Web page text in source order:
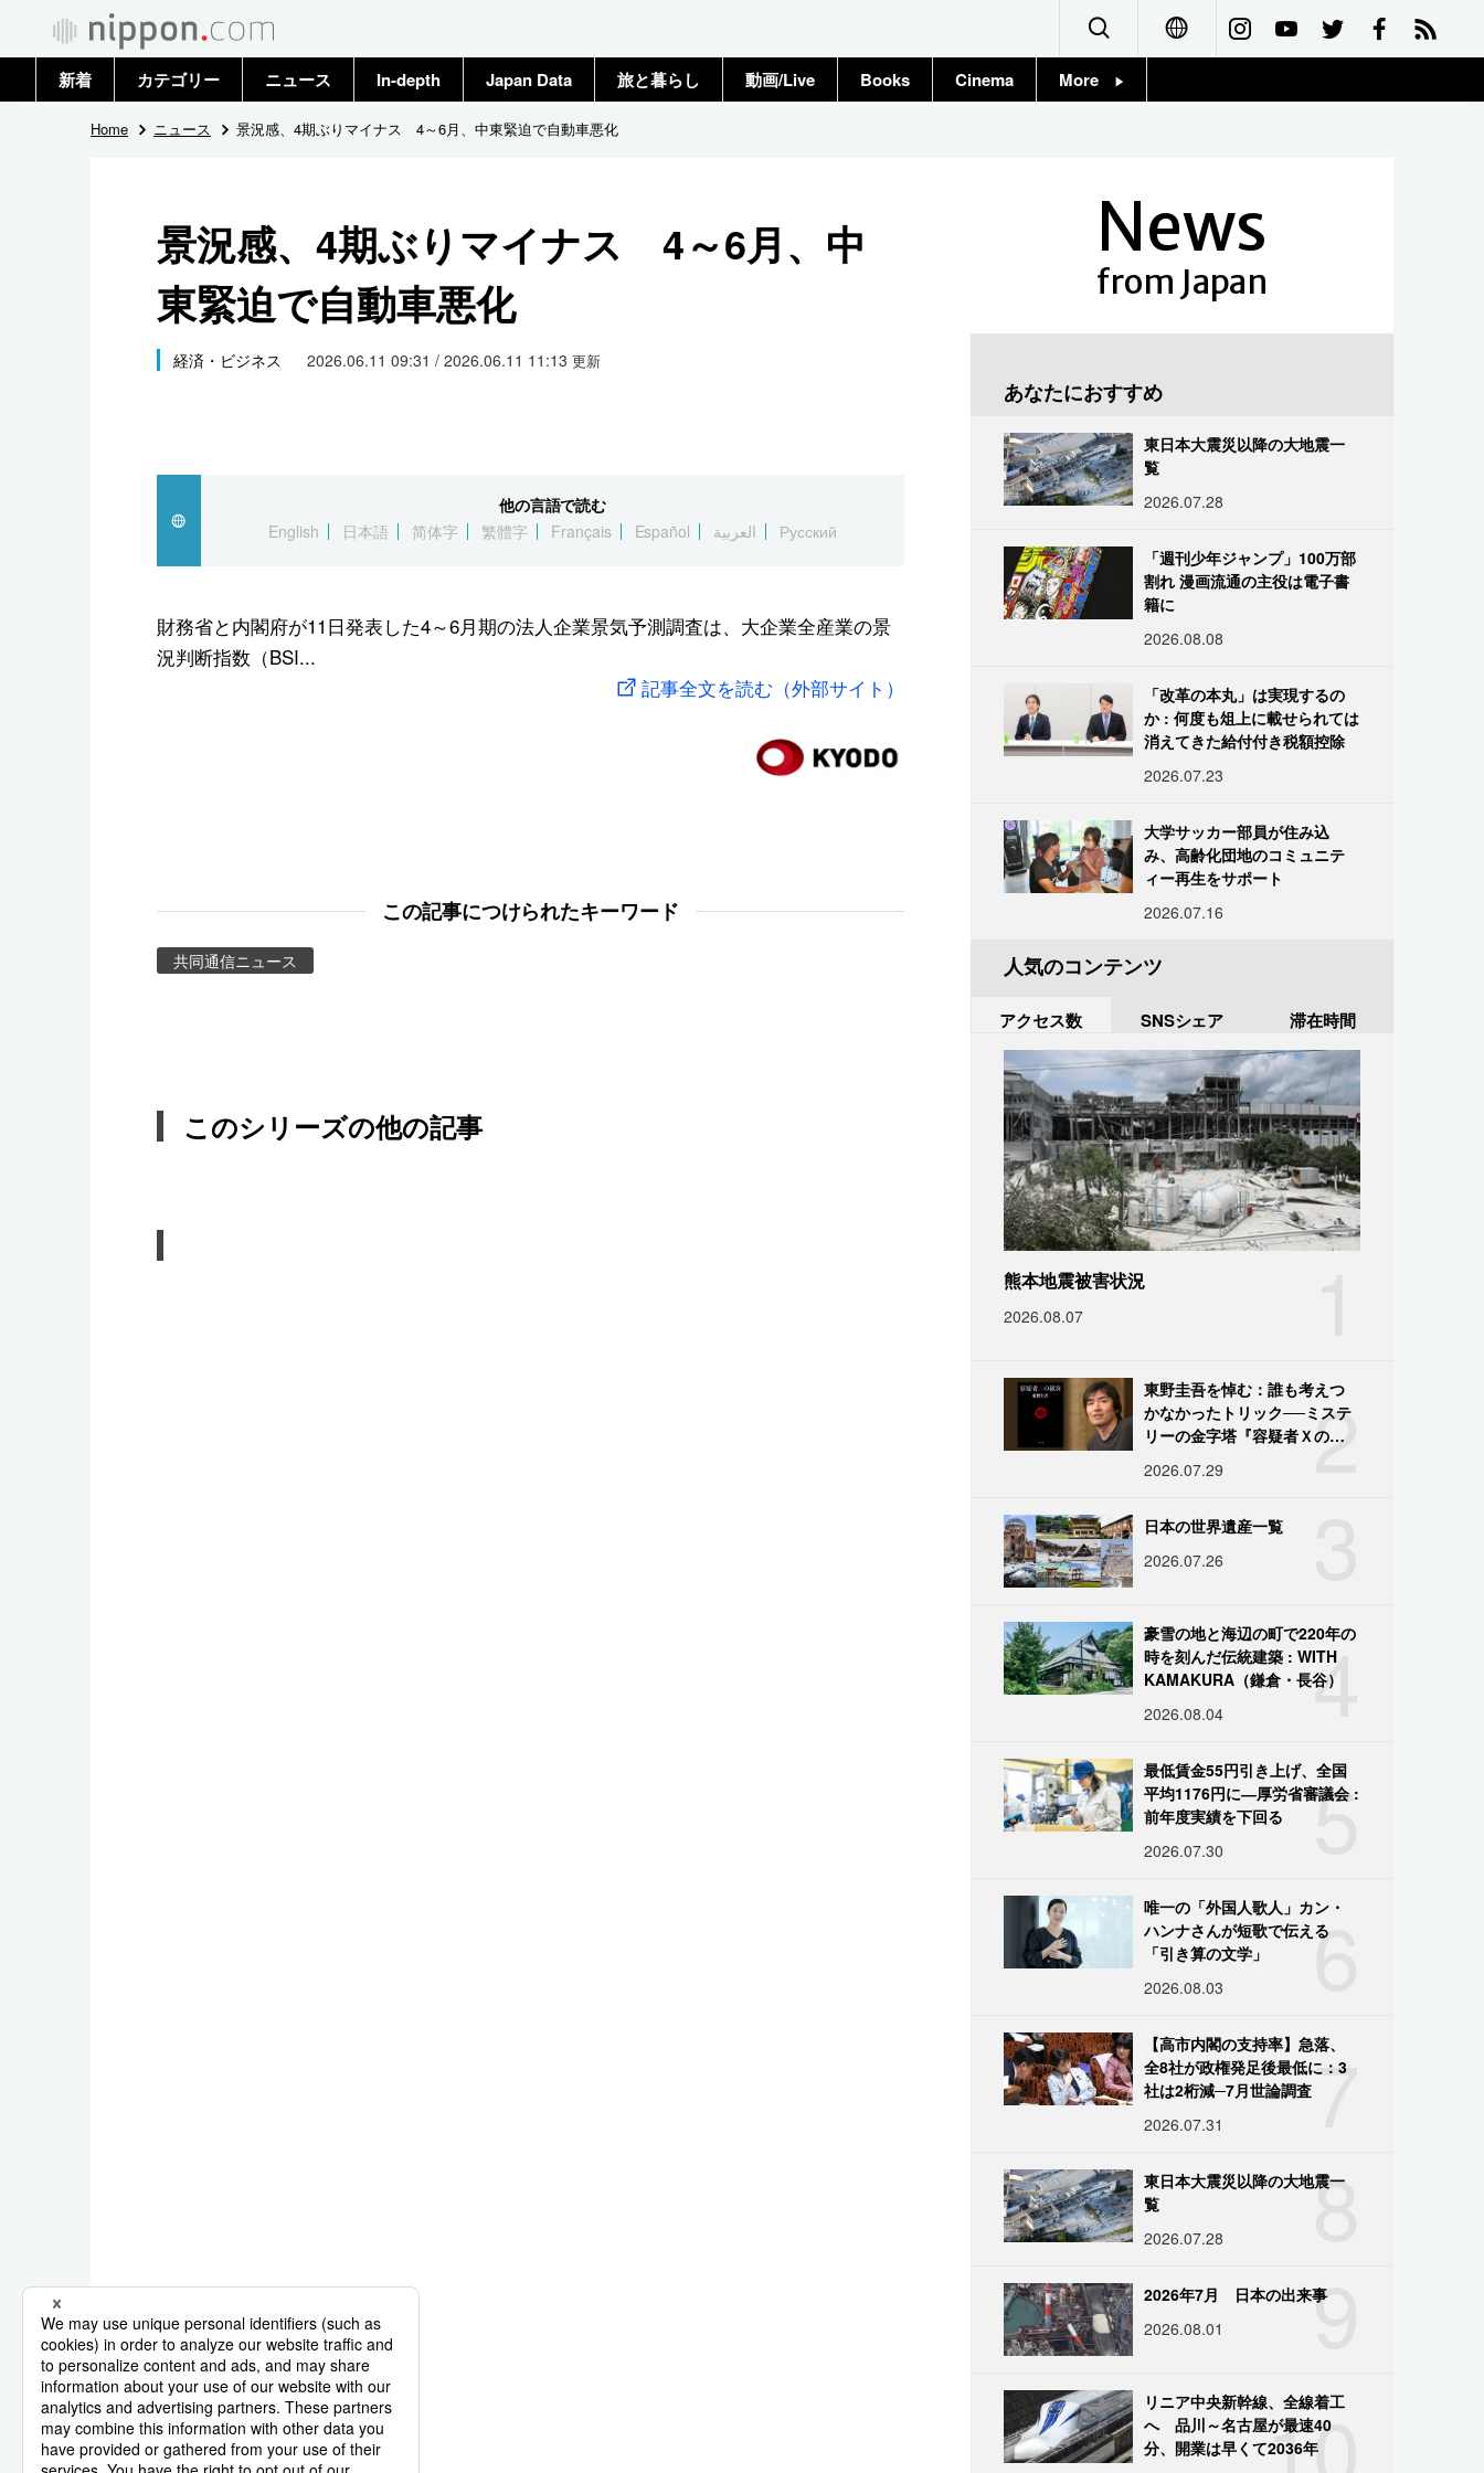
Français
新着 カテゴリー
政治・外交
国際
社会
文化
スポーツ・東京2020
ニュース
トップ
In-depth Japan Data 旅と暮らし 動画/Live Books Cinema More
Home ニュース 景況感、4期ぶりマイナス 4～6月、中東緊迫で自動車悪化
景況感、4期ぶりマイナス 4～6月、中
東緊迫で自動車悪化
経済・ビジネス 2026.06.11 09:31 / 2026.06.11 11:13 更新
他の言語で読む
English
日本語 简体字 繁體字 Français Español العربية Русский
財務省と内閣府が11日発表した4～6月期の法人企業景気予測調査は、大企業全産業の景
況判断指数（BSI...
記事全文を読む（外部サイト）
この記事につけられたキーワード
共同通信ニュース
このシリーズの他の記事
News
from Japan
あなたにおすすめ
東日本大震災以降の大地震一
覧
2026.07.28
「週刊少年ジャンプ」100万部
割れ 漫画流通の主役は電子書
籍に
2026.08.08
「改革の本丸」は実現するの
か : 何度も俎上に載せられては
消えてきた給付付き税額控除
2026.07.23
大学サッカー部員が住み込
み、高齢化団地のコミュニテ
ィー再生をサポート
2026.07.16
人気のコンテンツ
アクセス数 SNSシェア 滞在時間
熊本地震被害状況
2026.08.07
2
東野圭吾を悼む：誰も考えつ
かなかったトリック──ミステ
リーの金字塔『容疑者Ｘの献
2026.07.29
日本の世界遺産一覧
2026.07.26
4
豪雪の地と海辺の町で220年の
時を刻んだ伝統建築 : WITH
KAMAKURA（鎌倉・長谷）
2026.08.04
5
最低賃金55円引き上げ、全国
平均1176円に―厚労省審議会 :
前年度実績を下回る
2026.07.30
6
唯一の「外国人歌人」カン・
ハンナさんが短歌で伝える
「引き算の文学」
2026.08.03
7
【高市内閣の支持率】急落、
全8社が政権発足後最低に：3
社は2桁減─7月世論調査
2026.07.31
8
東日本大震災以降の大地震一
覧
2026.07.28
9
2026年7月 日本の出来事
2026.08.01
10
リニア中央新幹線、全線着工
へ 品川～名古屋が最速40
分、開業は早くて2036年